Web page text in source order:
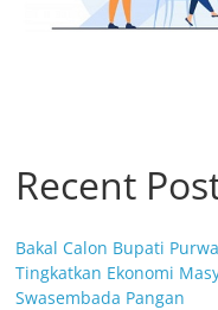
Recent
Bakal Calon Bupati
Tingkatkan Ekonomi
Swasembada Pangan